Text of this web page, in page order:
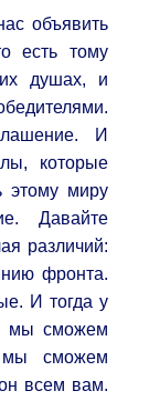
объявить
есть тому
душах, и
И
которые
этому миру
Давайте
различий:
фронта.
И тогда у
мы сможем
мы сможем
всем вам.